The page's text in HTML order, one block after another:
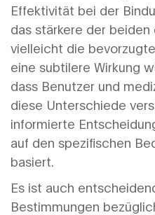
Effektivität bei der
das stärkere der
vielleicht die
eine subtilere Wirkung
dass Benutzer und
diese Unterschiede
informierte
auf den spezifischen
basiert.
Es ist auch
Bestimmungen